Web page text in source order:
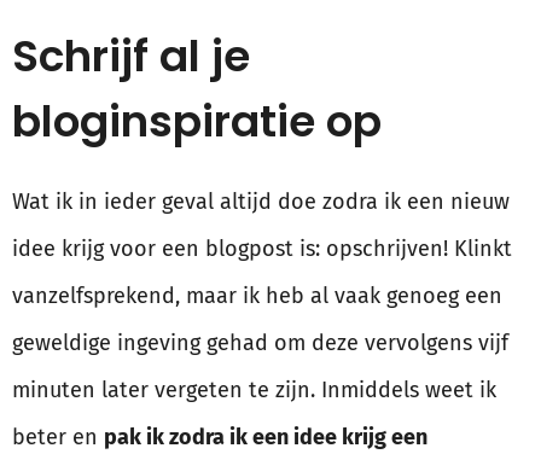
Schrijf al je
bloginspiratie op
Wat ik in ieder geval altijd doe zodra ik een nieuw
idee krijg voor een blogpost is: opschrijven! Klinkt
vanzelfsprekend, maar ik heb al vaak genoeg een
geweldige ingeving gehad om deze vervolgens vijf
minuten later vergeten te zijn. Inmiddels weet ik
beter en pak ik zodra ik een idee krijg een